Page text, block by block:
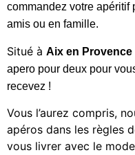
commandez votre apéritif
amis ou en famille.
Situé à Aix en Provence
apero pour deux pour
recevez !
Vous l’aurez compris,
apéros dans les règles
vous livrer avec le